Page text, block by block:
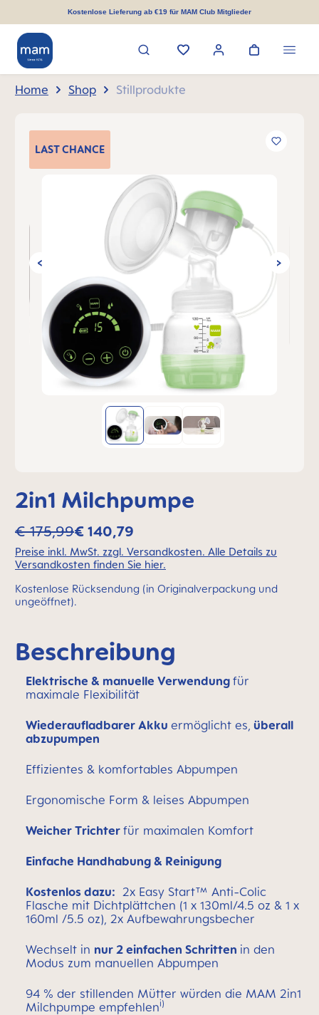
springenKostenlose Lieferung ab €19 für MAM Club Mitglieder
Home Shop Stillprodukte
LASTCHANCE
2in1 Milchpumpe
€ 140,79
€ 175,99
Preise inkl. MwSt. zzgl. Versandkosten. Alle Details zu
Versandkosten finden Sie hier.
Kostenlose Rücksendung (in Originalverpackung und
ungeöffnet).
Beschreibung
Elektrische & manuelle Verwendung für
maximale Flexibilität
Wiederaufladbarer Akku ermöglicht es, überall
abzupumpen
Effizientes & komfortables Abpumpen
Ergonomische Form & leises Abpumpen
Weicher Trichter für maximalen Komfort
Einfache Handhabung & Reinigung
Kostenlos dazu: 2x Easy Start™ Anti-Colic
Flasche mit Dichtplättchen (1 x 130ml/4.5 oz & 1 x
160ml /5.5 oz), 2x Aufbewahrungsbecher
Wechselt in nur 2 einfachen Schritten in den
Modus zum manuellen Abpumpen
94 % der stillenden Mütter würden die MAM 2in1
Milchpumpe empfehleni)